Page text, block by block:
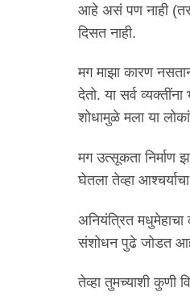
आहे असं पण नाही
दिसत नाही.
मग माझा कारण
देतो. या सर्व
शोधामुळे मला या
मग उत्सूकता निर्माण
घेतला तेव्हा
अनियंत्रित मधुमेहाचा
संशोधन पुढे जोडत
तेव्हा तुमच्याशी कुणी